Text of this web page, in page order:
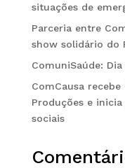
situações de
Parceria entre
show solidário do
ComuniSaúde:
ComCausa
Produções e
sociais